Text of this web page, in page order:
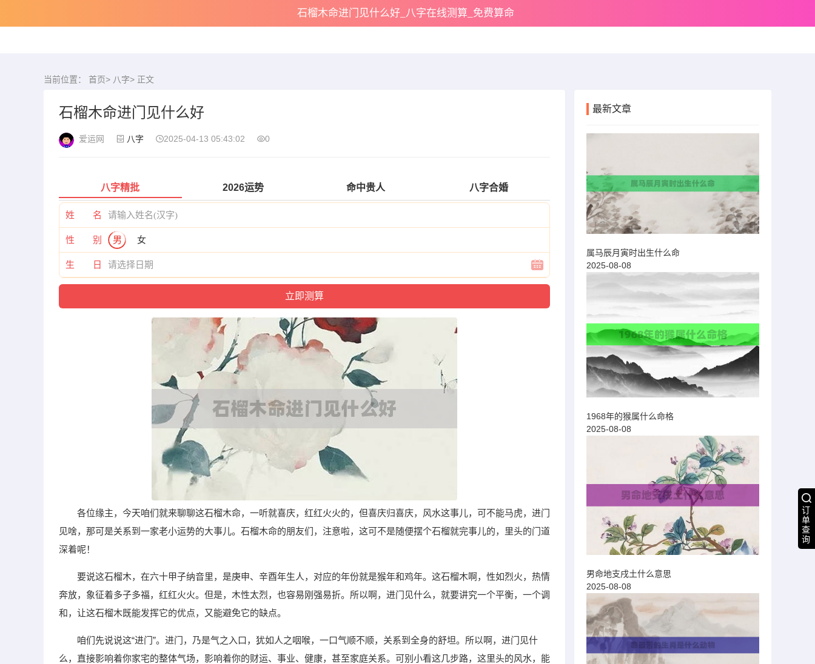
石榴木命进门见什么好_八字在线测算_免费算命
订
单
查
询
当前位置： 首页> 八字> 正文
石榴木命进门见什么好
爱运网 八字 2025-04-13 05:43:02 0
八字精批 2026运势 命中贵人 八字合婚
姓 名
性 别 男 女
生 日
各位缘主，今天咱们就来聊聊这石榴木命，一听就喜庆，红红火火的，但喜庆归喜庆，风水这事儿，可不能马虎，进门
见啥，那可是关系到一家老小运势的大事儿。石榴木命的朋友们，注意啦，这可不是随便摆个石榴就完事儿的，里头的门道
深着呢！
要说这石榴木，在六十甲子纳音里，是庚申、辛酉年生人，对应的年份就是猴年和鸡年。这石榴木啊，性如烈火，热情
奔放，象征着多子多福，红红火火。但是，木性太烈，也容易刚强易折。所以啊，进门见什么，就要讲究一个平衡，一个调
和，让这石榴木既能发挥它的优点，又能避免它的缺点。
咱们先说说这“进门”。进门，乃是气之入口，犹如人之咽喉，一口气顺不顺，关系到全身的舒坦。所以啊，进门见什
么，直接影响着你家宅的整体气场，影响着你的财运、事业、健康，甚至家庭关系。可别小看这几步路，这里头的风水，能
最新文章
属马辰月寅时出生什么命
2025-08-08
1968年的猴属什么命格
2025-08-08
男命地支戌土什么意思
2025-08-08